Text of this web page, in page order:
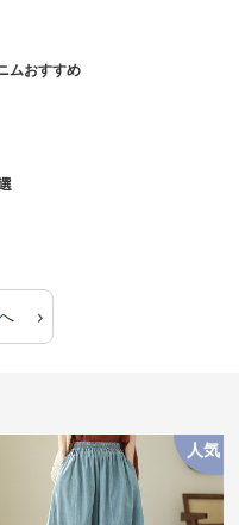
ムおすすめ
›
人気